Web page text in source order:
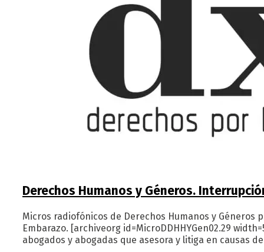
Derechos Humanos y Géneros.
Micros radiofónicos de Derechos Humanos y
Embarazo. [archiveorg id=MicroDDHHYGen02.29
abogados y abogadas que asesora y litiga en causas